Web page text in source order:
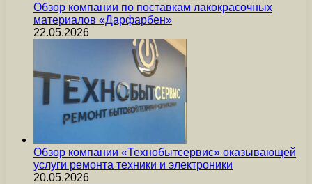
Обзор компании по поставкам лакокрасочных
материалов «Дарфарбен»
22.05.2026
Обзор компании «Технобытсервис» оказывающей
услуги ремонта техники и электроники
20.05.2026